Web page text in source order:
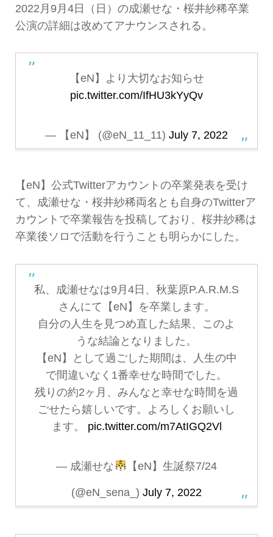
2022月9月4日（日）の成瀬せな・桜井紗稀卒業
公演の詳細は改めてアナウンスされる。
【eN】より大切なお知らせ
pic.twitter.com/IfHU3kYyQv
— 【eN】 (@eN_11_11) July 7, 2022
【eN】公式Twitterアカウントの卒業発表を受け
て、成瀬せな・桜井紗稀両名とも自身のTwitterア
カウントで卒業報告を投稿しており、桜井紗稀は
卒業後ソロで活動を行うことも明らかにした。
私、成瀬せなは9月4日、秋葉原P.A.R.M.S
さんにて【eN】を卒業します。
自分の人生を見つめ直した結果、このよ
うな結論となりました。
【eN】として過ごした期間は、人生の中
で間違いなく1番幸せな時間でした。
残りの約2ヶ月、みんなと幸せな時間を過
ごせたら嬉しいです。よろしくお願いし
ます。 pic.twitter.com/m7AtIGQ2Vl
— 成瀬せな 【eN】生誕祭7/24
(@eN_sena_) July 7, 2022